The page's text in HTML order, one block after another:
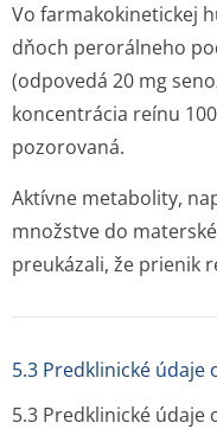
Vo farmakokinetickej
dňoch perorálneho
(odpovedá 20 mg
koncentrácia reínu
pozorovaná.
Aktívne metabolity,
množstve do
preukázali, že prienik
5.3 Predklinické údaje
5.3 Predklinické údaje